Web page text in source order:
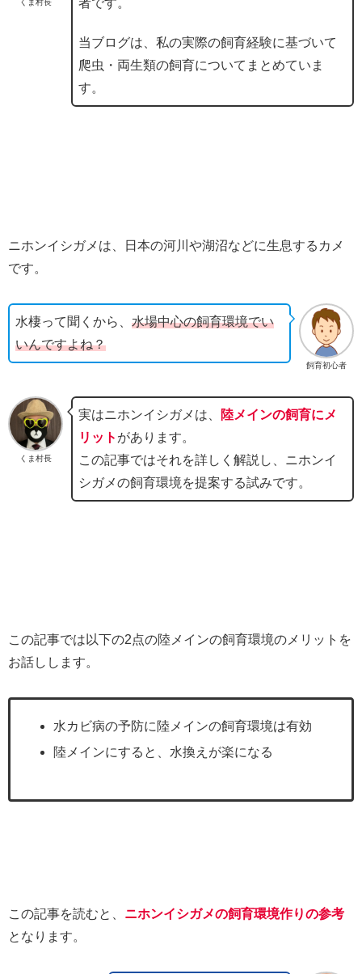
者です。
当ブログは、私の実際の飼育経験に基づいて
爬虫・両生類の飼育についてまとめていま
す。
ニホンイシガメは、日本の河川や湖沼などに生息するカメ
です。
飼育初心者
水棲って聞くから、 水場中心の飼育環境でい
いんですよね？
くま村長
実はニホンイシガメは、 陸メインの飼育にメ
リット があります。
この記事ではそれを詳しく解説し、ニホンイ
シガメの飼育環境を提案する試みです。
この記事では以下の2点の陸メインの飼育環境のメリットを
お話しします。
水カビ病の予防に陸メインの飼育環境は有効
陸メインにすると、水換えが楽になる
この記事を読むと、 ニホンイシガメの飼育環境作りの参考
となります。